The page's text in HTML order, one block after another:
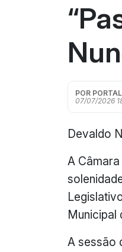
POR
07/07/2026
Devaldo
A
Municipal
A sessão